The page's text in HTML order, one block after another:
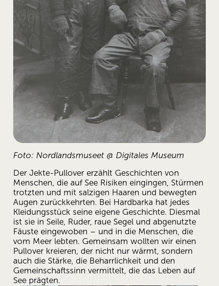
Foto: Nordlandsmuseet @ Digitales Museum
Der Jekte-Pullover erzählt Geschichten von
Menschen, die auf See Risiken eingingen, Stürmen
trotzten und mit salzigen Haaren und bewegten
Augen zurückkehrten. Bei Hardbarka hat jedes
Kleidungsstück seine eigene Geschichte. Diesmal
ist sie in Seile, Ruder, raue Segel und abgenutzte
Fäuste eingewoben – und in die Menschen, die
vom Meer lebten. Gemeinsam wollten wir einen
Pullover kreieren, der nicht nur wärmt, sondern
auch die Stärke, die Beharrlichkeit und den
Gemeinschaftssinn vermittelt, die das Leben auf
See prägten.